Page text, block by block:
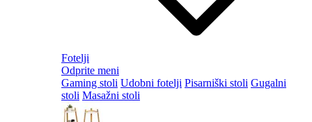
Fotelji
Odprite meni
Gaming stoli Udobni fotelji Pisarniški stoli Gugalni
stoli Masažni stoli